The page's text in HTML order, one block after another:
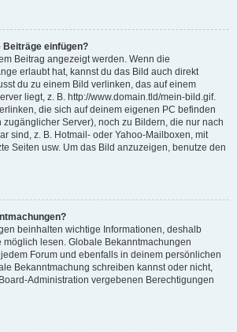
Beiträge einfügen?
Beitrag angezeigt werden. Wenn die
erlaubt hat, kannst du das Bild auch direkt
du zu einem Bild verlinken, das auf einem
liegt, z. B. http://www.domain.tld/mein-bild.gif.
die sich auf deinem eigenen PC befinden
zugänglicher Server), noch zu Bildern, die nur nach
sind, z. B. Hotmail- oder Yahoo-Mailboxen, mit
Seiten usw. Um das Bild anzuzeigen, benutze den
beinhalten wichtige Informationen, deshalb
möglich lesen. Globale Bekanntmachungen
Forum und ebenfalls in deinem persönlichen
Bekanntmachung schreiben kannst oder nicht,
Administration vergebenen Berechtigungen